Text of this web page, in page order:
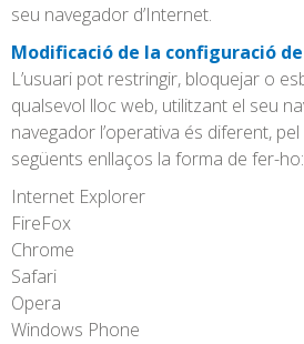
seu navegador d’Internet.
Modificació de la configuració
L’usuari pot restringir, bloquejar o
qualsevol lloc web, utilitzant el seu
navegador l’operativa és diferent,
següents enllaços la forma de fer-ho:
Internet Explorer
FireFox
Chrome
Safari
Opera
Windows Phone